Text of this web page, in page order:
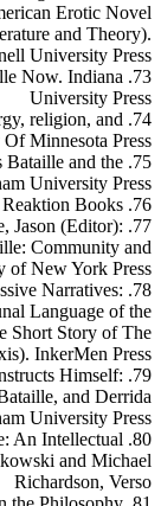
Erotic Novel
and Theory).
University Press
Now. Indiana
University Press
religion, and
Minnesota Press
Bataille and the
University Press
76. Kendall, Stuart: (2007) Georges Bataille. Reaktion Books
Jason (Editor):
Community and
of New York Press
Narratives:
Language of the
Short Story of The
InkerMen Press
Himself:
and Derrida
University Press
An Intellectual
and Michael
Richardson, Verso